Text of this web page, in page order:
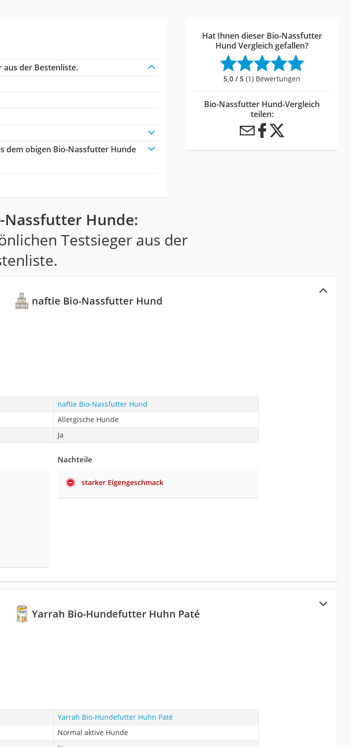
aus der Bestenliste.
dem obigen Bio-Nassfutter Hunde
Hat Ihnen dieser Bio-Nassfutter
Hund Vergleich gefallen?
5,0 / 5 (1) Bewertungen
Bio-Nassfutter Hund-Vergleich
teilen:
Nassfutter Hunde:
Testsieger aus der
naftie Bio-Nassfutter Hund
naftie Bio-Nassfutter Hund
Allergische Hunde
Ja
Nachteile
starker Eigengeschmack
Yarrah Bio-Hundefutter Huhn Paté
Yarrah Bio-Hundefutter Huhn Paté
Normal aktive Hunde